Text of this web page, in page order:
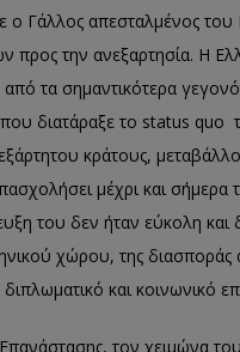
ο Γάλλος απεσταλμένος
προς την ανεξαρτησία. Η
τα σημαντικότερα
διατάραξε το status
κράτους,
μέχρι και
του δεν ήταν εύκολη και
χώρου, της
διπλωματικό και κοινωνικό
τον χειμώνα